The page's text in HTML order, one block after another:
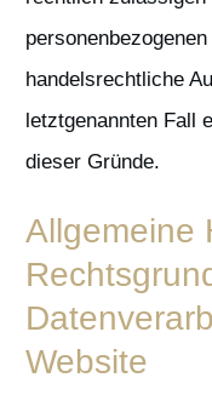
handelsrechtliche
letztgenannten Fall
dieser Gründe.
Allgemeine
Website